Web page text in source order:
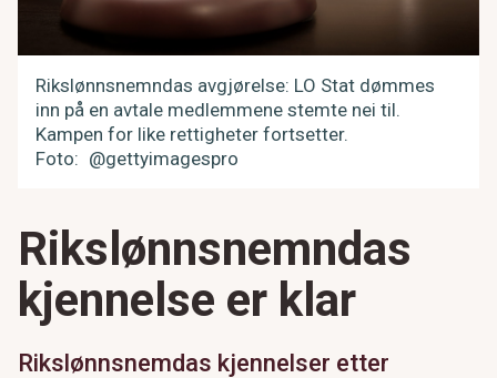
Rikslønnsnemndas avgjørelse: LO Stat dømmes
inn på en avtale medlemmene stemte nei til.
Kampen for like rettigheter fortsetter.
Foto
@gettyimagespro
Rikslønnsnemndas
kjennelse er klar
Rikslønnsnemdas kjennelser etter